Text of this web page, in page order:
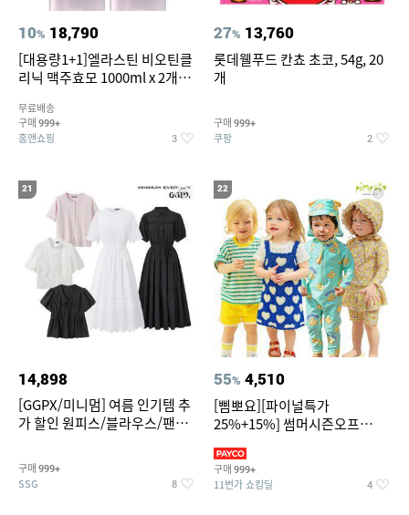
10% 18,790
[대용량1+1]엘라스틴 비오틴클
리닉 맥주효모 1000ml x 2개
무료배송
구매 999+
홈앤쇼핑 3
27% 13,760
롯데웰푸드 칸쵸 초코, 54g, 20
개
구매 999+
쿠팡 2
21
14,898
[GGPX/미니멈] 여름 인기템 추
가 할인 원피스/블라우스/팬츠
구매 999+
SSG 8
22
55% 4,510
[삠뽀요][파이널특가
25%+15%] 썸머시즌오프
영복/티셔츠/
구매 999+
11번가 쇼킹딜 4